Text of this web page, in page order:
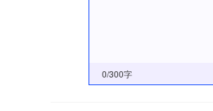
0/300字